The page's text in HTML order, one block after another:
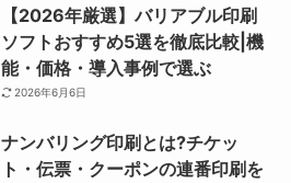
【2026年厳選】バリアブル印刷
ソフトおすすめ5選を徹底比較|機
能・価格・導入事例で選ぶ
2026年6月6日
ナンバリング印刷とは?チケッ
ト・伝票・クーポンの連番印刷を